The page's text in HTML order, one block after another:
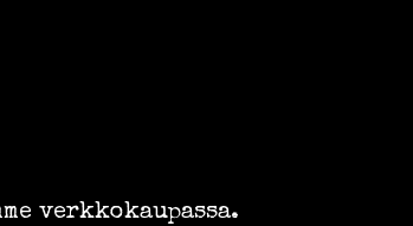
verkkokaupassa.